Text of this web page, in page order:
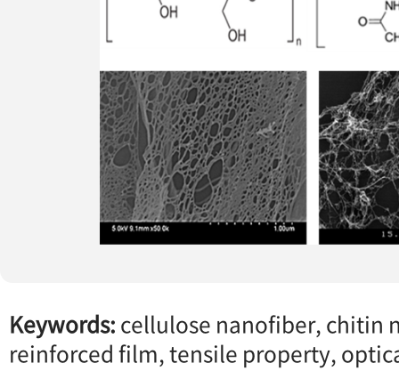
Keywords:cellulose nanofiber, chitin
reinforced film, tensile property,